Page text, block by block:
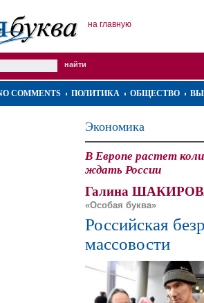
на главную
COMMENTS ПОЛИТИКА ОБЩЕСТВО
Экономика
В Европе растет
ждать России
Галина
«Особая буква»
Российская
массовости